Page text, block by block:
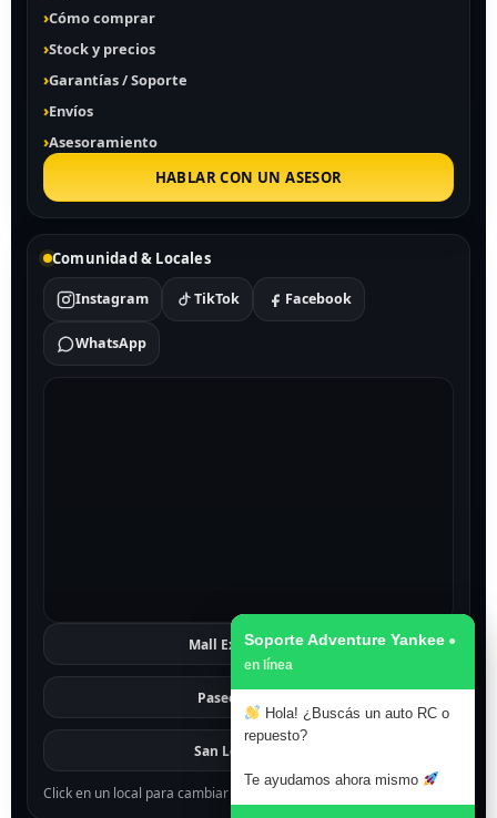
Cómo comprar
Stock y precios
Garantías / Soporte
Envíos
Asesoramiento
HABLAR CON UN ASESOR
Comunidad & Locales
Instagram TikTok Facebook
WhatsApp
Mall Excelsior Ver
Paseo 1811
San Lorenzo
Click en un local para cambiar el mapa.
Soporte Adventure Yankee
Hola! ¿Buscás un auto RC o
repuesto?
Te ayudamos ahora mismo